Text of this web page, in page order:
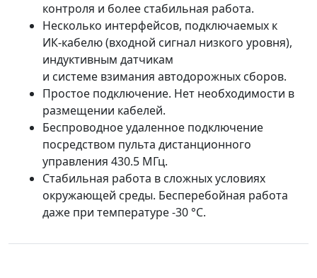
контроля и более стабильная работа.
Несколько интерфейсов, подключаемых к
ИК-кабелю (входной сигнал низкого уровня),
индуктивным датчикам
и системе взимания автодорожных сборов.
Простое подключение. Нет необходимости в
размещении кабелей.
Беспроводное удаленное подключение
посредством пульта дистанционного
управления 430.5 МГц.
Стабильная работа в сложных условиях
окружающей среды. Бесперебойная работа
даже при температуре -30 °C.